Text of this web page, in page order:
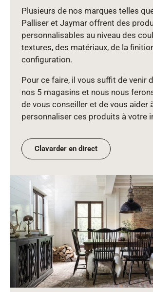
Plusieurs de nos marques telles
Palliser et Jaymar offrent des
personnalisables au niveau des
textures, des matériaux, de la
configuration.
Pour ce faire, il vous suffit de venir
nos 5 magasins et nous nous
de vous conseiller et de vous aider
personnaliser ces produits à votre
Clavarder en direct